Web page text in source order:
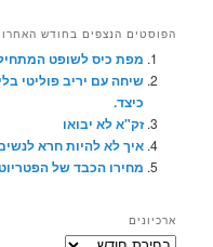
הפוסטים הנצפים בחודש
מפת כיס לשופט
שיחה עם יריב פוליטי
כיצד.
זק"א לא יבואו
איך לא להיות חרא
מחירו הכבד של
ארכיונים